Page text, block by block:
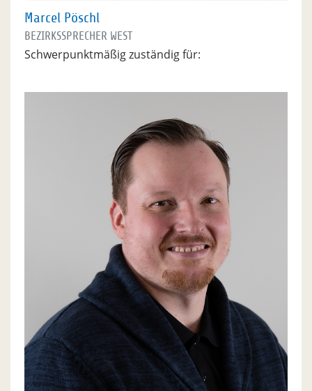
Marcel Pöschl
BEZIRKSSPRECHER WEST
Schwerpunktmäßig zuständig für: